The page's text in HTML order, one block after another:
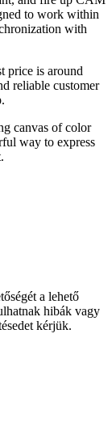
to work within
with
price is around
reliable customer
canvas of color
way to express
a lehető
hibák vagy
kérjük.